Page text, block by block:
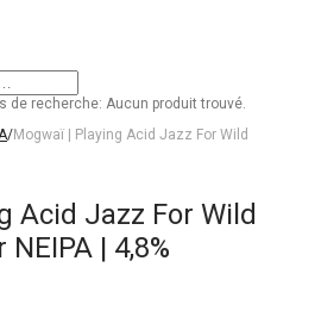
de recherche: Aucun produit trouvé.
/Mogwaï | Playing Acid Jazz For Wild
Acid Jazz For Wild
| 4,8%